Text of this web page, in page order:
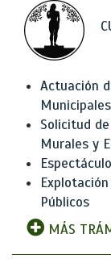
Actuación
Municipales
Solicitud
Murales y
Públicos
MÁS